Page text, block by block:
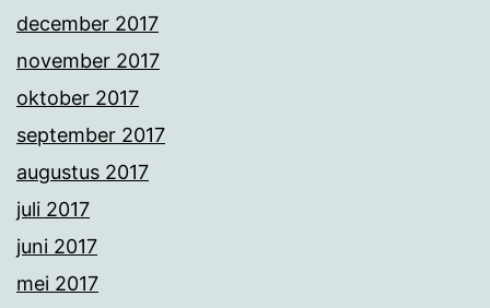
december 2017
november 2017
oktober 2017
september 2017
augustus 2017
juli 2017
juni 2017
mei 2017